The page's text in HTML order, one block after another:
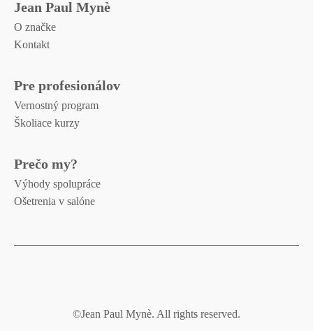
Jean Paul Mynè
O značke
Kontakt
Pre profesionálov
Vernostný program
Školiace kurzy
Prečo my?
Výhody spolupráce
Ošetrenia v salóne
©Jean Paul Mynè. All rights reserved.